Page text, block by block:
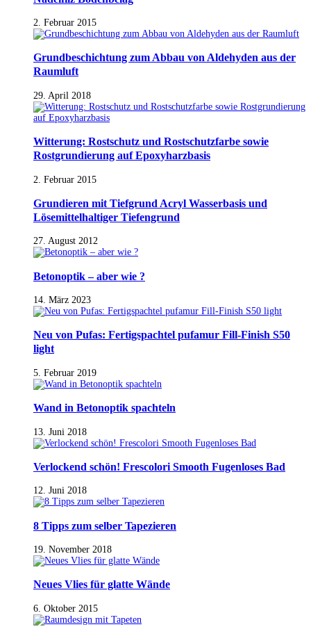
2. Februar 2015
Grundbeschichtung zum Abbau von Aldehyden aus der
Raumluft
29. April 2018
Witterung: Rostschutz und Rostschutzfarbe sowie
Rostgrundierung auf Epoxyharzbasis
2. Februar 2015
Grundieren mit Tiefgrund Acryl Wasserbasis und
Lösemittelhaltiger Tiefengrund
27. August 2012
Betonoptik – aber wie ?
14. März 2023
Neu von Pufas: Fertigspachtel pufamur Fill-Finish S50
light
5. Februar 2019
Wand in Betonoptik spachteln
13. Juni 2018
Verlockend schön! Frescolori Smooth Fugenloses Bad
12. Juni 2018
8 Tipps zum selber Tapezieren
19. November 2018
Neues Vlies für glatte Wände
6. Oktober 2015